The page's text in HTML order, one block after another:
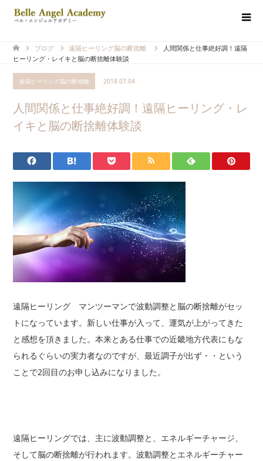
ブログ 遠隔ヒーリング脳の断捨離
人間関係と仕事絶好調！遠隔
ヒーリング・レイキと脳の断捨離体験談
遠隔ヒーリング脳の断捨離 2018.07.04
人間関係と仕事絶好調！遠隔ヒーリング・レ
イキと脳の断捨離体験談
遠隔ヒーリング マンツーマンで波動調整と脳の断捨離がセッ
トになっています。新しい仕事が入って、運気が上がってきた
と感想を頂きました。本来とある仕事での近畿地方代表にもな
られるぐらいの実力者なのですが、最近調子が出ず・・という
ことで2回目のお申し込みになりました。
遠隔ヒーリングでは、主に波動調整と、エネルギーチャージ、
そして脳の断捨離が行われます。波動調整とエネルギーチャー